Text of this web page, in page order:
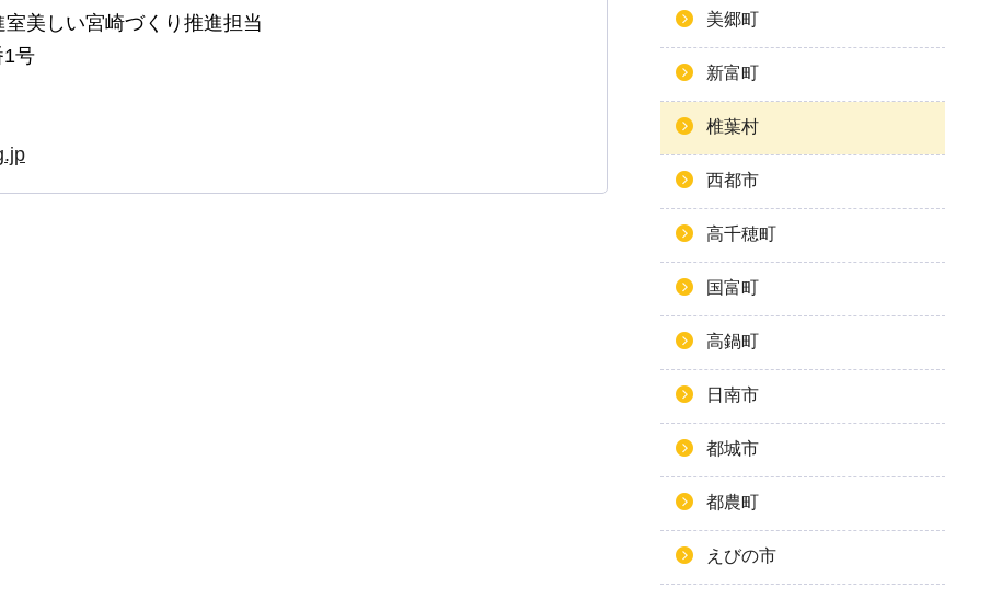
美しい宮崎づくり推進担当
号
美郷町
新富町
椎葉村
西都市
高千穂町
国富町
高鍋町
日南市
都城市
都農町
えびの市